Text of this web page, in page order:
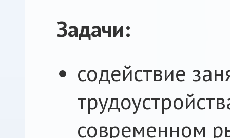
Задачи:
содействие
современном